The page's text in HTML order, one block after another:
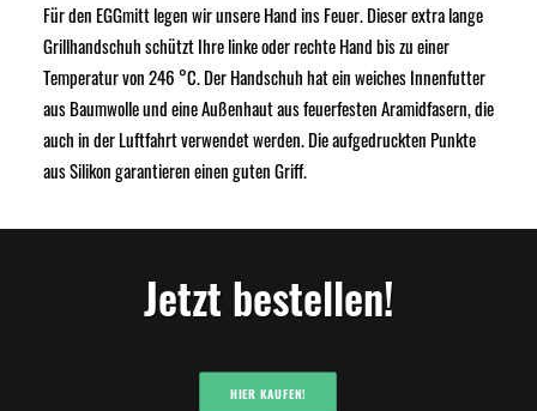
Für den EGGmitt legen wir unsere Hand ins Feuer. Dieser extra lange
Grillhandschuh schützt Ihre linke oder rechte Hand bis zu einer
Temperatur von 246 °C. Der Handschuh hat ein weiches Innenfutter
aus Baumwolle und eine Außenhaut aus feuerfesten Aramidfasern, die
auch in der Luftfahrt verwendet werden. Die aufgedruckten Punkte
aus Silikon garantieren einen guten Griff.
Jetzt bestellen!
HIER KAUFEN!